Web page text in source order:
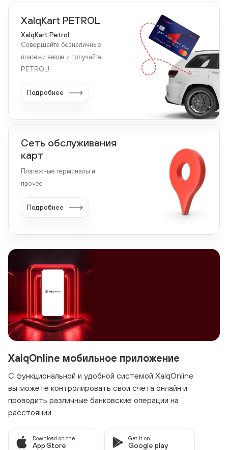
XalqKart PETROL
XalqKart Petrol
Совершайте безналичные
платежи везде и получайте
PETROL!
Подробнее
Сеть обслуживания
карт
Платежные терминалы и
прочее
Подробнее
XalqOnline мобильное приложение
С функциональной и удобной системой XalqOnline
вы можете контролировать свои счета онлайн и
проводить различные банковские операции на
расстоянии.
Download on the
App Store
Get it on
Google play